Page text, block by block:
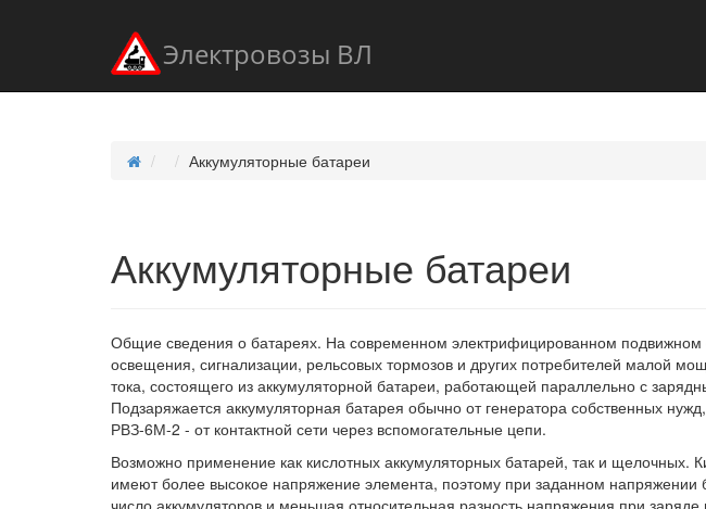
Электровозы ВЛ
Аккумуляторные батареи
Аккумуляторные батареи
Общие сведения о батареях. На современном электрифицированном подвижном
освещения, сигнализации, рельсовых тормозов и других потребителей малой
тока, состоящего из аккумуляторной батареи, работающей параллельно с
Подзаряжается аккумуляторная батарея обычно от генератора собственных
РВЗ-6М-2 - от контактной сети через вспомогательные цепи.
Возможно применение как кислотных аккумуляторных батарей, так и щелочных.
имеют более высокое напряжение элемента, поэтому при заданном напряжении
число аккумуляторов и меньшая относительная разность напряжения при